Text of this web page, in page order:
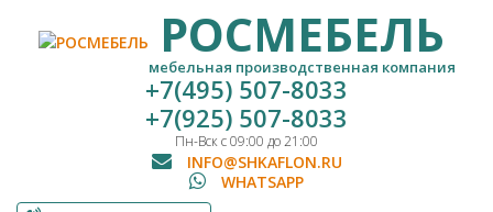
РОСМЕБЕЛЬ
мебельная производственная компания
+7(495) 507-8033
+7(925) 507-8033
Пн-Вск с 09:00 до 21:00
INFO@SHKAFLON.RU
WHATSAPP